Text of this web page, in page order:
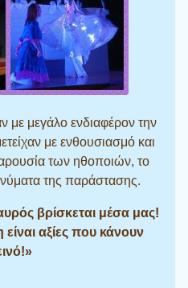
μεγάλο ενδιαφέρον την
με ενθουσιασμό και
των ηθοποιών, το
της παράστασης.
βρίσκεται μέσα μας!
αξίες που κάνουν